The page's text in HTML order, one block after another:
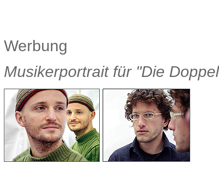
Werbung
Musikerportrait für "Die